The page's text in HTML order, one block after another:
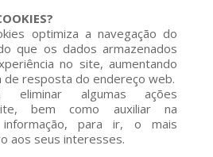
optimiza a navegação do
que os dados armazenados
no site, aumentando
de resposta do endereço web.
eliminar algumas ações
bem como auxiliar na
para ir, o mais
aos seus interesses.